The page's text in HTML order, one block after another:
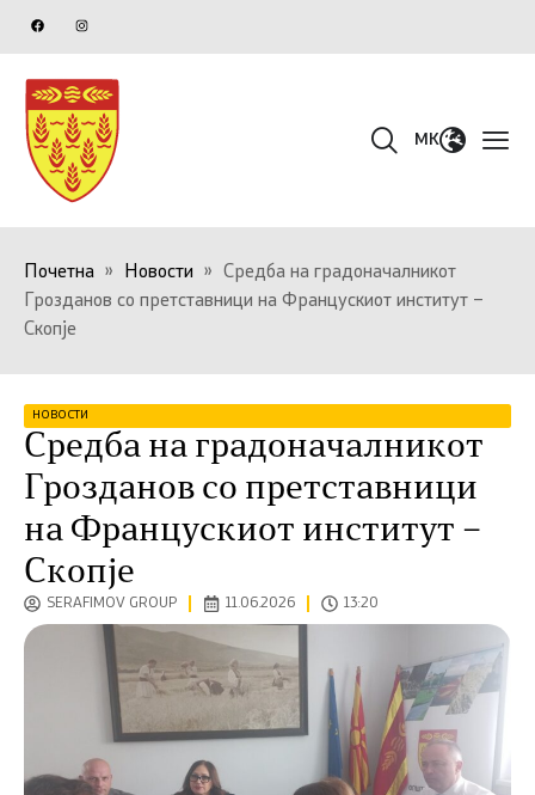
MK
Почетна » Новости »
Средба на градоначалникот
Грозданов со претставници на Францускиот институт –
Скопје
НОВОСТИ
Средба на градоначалникот
Грозданов со претставници
на Францускиот институт –
Скопје
SERAFIMOV GROUP 11.06.2026 13:20